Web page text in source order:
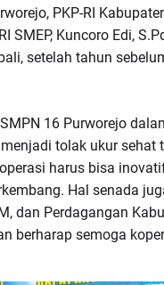
PKP-RI
SMEP, Kuncoro Edi,
setelah tahun
16 Purworejo
tolak ukur
harus bisa
Hal senada
dan Perdagangan
berharap semoga